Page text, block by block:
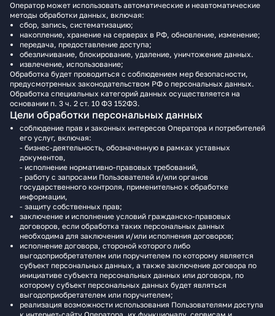
Оператор может использовать автоматические и неавтоматические
методы обработки данных, включая:
сбор, запись, систематизацию;
накопление, хранение на серверах в РФ, обновление, изменение;
передача, предоставление доступа;
обезличивание, блокирование, удаление, уничтожение данных.
извлечение, использование;
Обработка будет проводиться c соблюдением мер безопасности,
предусмотренных законодательством РФ о персональных данных.
Обработка специальных категорий данных осуществляется на
основании п. 3 ч. 2 ст. 10 ФЗ 152ФЗ.
Цели обработки персональных данных
соблюдение прав и законных интересов Оператора и потребителей
его услуг, включая:
- бизнес-деятельность, обозначенную в рамках уставных
документов,
- исполнение нормативно-правовых требований,
- работу с запросами Пользователей и/или органов
государственного контроля, применительно к обработке
информации,
- защиту собственных прав;
заключение и исполнение условий гражданско-правовых
договоров, если обработка таких персональных данных
необходима для заключения и/или исполнения договоров;
исполнение договора, стороной которого либо
выгодоприобретателем или поручителем по которому является
субъект персональных данных, а также заключение договора по
инициативе субъекта персональных данных или договора, по
которому субъект персональных данных будет являться
выгодоприобретателем или поручителем;
реализация возможности использования Пользователями доступа